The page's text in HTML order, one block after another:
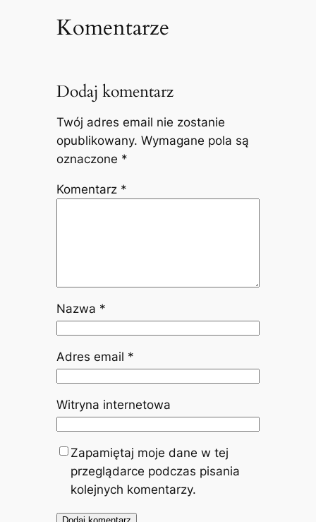
Komentarze
Dodaj komentarz
Twój adres email nie zostanie
opublikowany. Wymagane pola są
oznaczone *
Komentarz *
Nazwa *
Adres email *
Witryna internetowa
Zapamiętaj moje dane w tej
przeglądarce podczas pisania
kolejnych komentarzy.